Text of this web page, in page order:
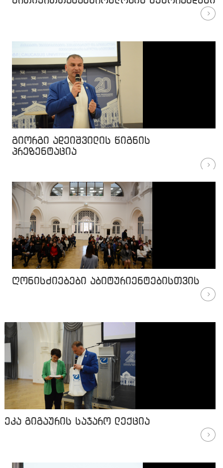
გიორგი ადეიშვილის წიგნის
პრეზენტაცია
ღონისძიებები აბიტურიენტებისთვის
ეკა გიგაურის საჯარო ლექცია